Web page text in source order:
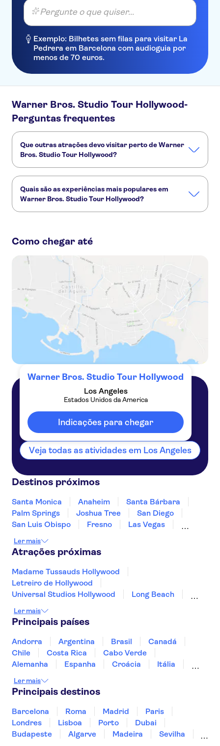
Pergunte o que quiser...
Exemplo: Bilhetes sem filas para visitar La
Pedrera em Barcelona com audioguia por
menos de 70 euros.
Warner Bros. Studio Tour Hollywood-
Perguntas frequentes
Que outras atrações devo visitar perto de Warner
Bros. Studio Tour Hollywood?
Madame Tussauds Hollywood
Letreiro de Hollywood
Quais são as experiências mais populares em
Warner Bros. Studio Tour Hollywood?
Passe Go City | Los Angeles com a Warner Bros
Ingressos para o Warner Bros. Studio Tour Hollywood
Como chegar até
Warner Bros. Studio Tour Hollywood
Los Angeles
Estados Unidos da America
Indicações para chegar
Estados Unidos da America
Veja todas as atividades em Los Angeles
Destinos próximos
Santa Monica Anaheim
Santa Bárbara
Palm Springs
Joshua Tree
San Diego
San Luis Obispo
Fresno
Las Vegas
San Jose, California
Ler mais
Atrações próximas
Madame Tussauds Hollywood
Letreiro de Hollywood
Universal Studios Hollywood
Long Beach
Beverly Hills
Broadway
Museu de Arte Moderna (MoMA)
Memorial & Museu do 11 de Setembro
Bairro Francês
Central Park
Las Vegas Strip
Estátua da Liberdade
Ler mais
Principais países
Andorra Argentina Brasil
Canadá
Chile
Costa Rica
Cabo Verde
Alemanha
Espanha Croácia
Itália
Marrocos
Maldivas
Singapura
Turquia
Ler mais
Principais destinos
Barcelona Roma Madrid
Paris
Londres
Lisboa Porto
Dubai
Budapeste
Algarve Madeira
Sevilha